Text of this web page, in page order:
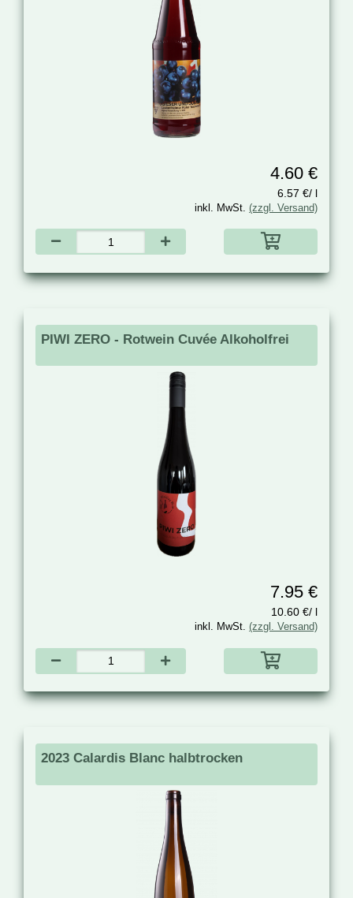
4.60 €
6.57 €/ l
inkl. MwSt. (zzgl. Versand)
PIWI ZERO - Rotwein Cuvée Alkoholfrei
7.95 €
10.60 €/ l
inkl. MwSt. (zzgl. Versand)
2023 Calardis Blanc halbtrocken